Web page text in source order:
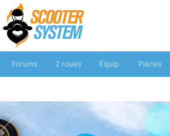
Forums 2 roues Équip. Pièces